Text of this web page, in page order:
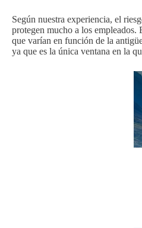
Según nuestra experiencia, el
protegen mucho a los
que varían en función de la
ya que es la única ventana en la